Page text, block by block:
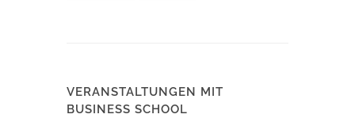
VERANSTALTUNGEN MIT
BUSINESS SCHOOL